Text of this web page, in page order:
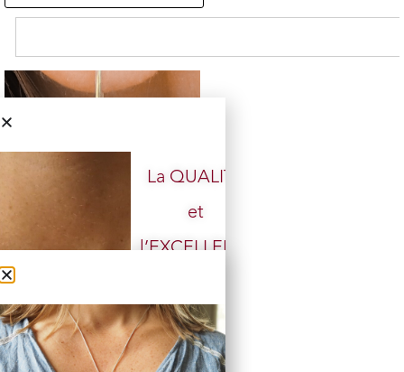
Boucle d’oreille argent 925
2 en stock
Ajouter au panier
La QUALITÉ
et
l’EXCELLENCE
accessibles.
BOUTIQUE